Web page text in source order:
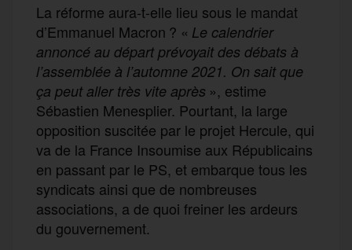
La réforme aura-t-elle lieu sous le mandat
d’Emmanuel Macron ? « Le calendrier
annoncé au départ prévoyait des débats à
l’assemblée à l’automne 2021. On sait que
ça peut aller très vite après », estime
Sébastien Menesplier. Pourtant, la large
opposition suscitée par le projet Hercule, qui
va de la France Insoumise aux Républicains
en passant par le PS, et embarque tous les
syndicats ainsi que de nombreuses
associations, a de quoi freiner les ardeurs
du gouvernement.